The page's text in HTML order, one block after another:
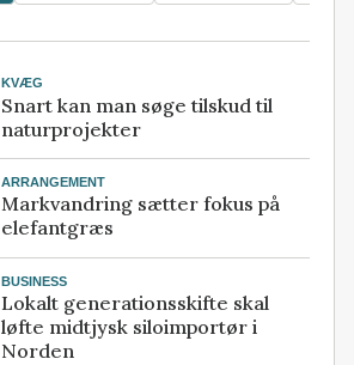
KVÆG
Snart kan man søge tilskud til
naturprojekter
ARRANGEMENT
Markvandring sætter fokus på
elefantgræs
BUSINESS
Lokalt generationsskifte skal
løfte midtjysk siloimportør i
Norden